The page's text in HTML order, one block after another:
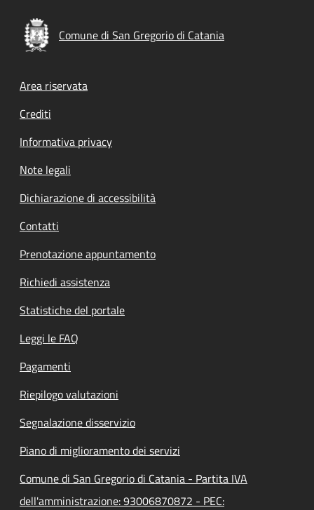
Comune di San Gregorio di Catania
Footer menu
Area riservata
Crediti
Informativa privacy
Note legali
Dichiarazione di accessibilità
Contatti
Prenotazione appuntamento
Richiedi assistenza
Statistiche del portale
Leggi le FAQ
Pagamenti
Riepilogo valutazioni
Segnalazione disservizio
Piano di miglioramento dei servizi
Comune di San Gregorio di Catania - Partita IVA
dell'amministrazione: 93006870872 - PEC: